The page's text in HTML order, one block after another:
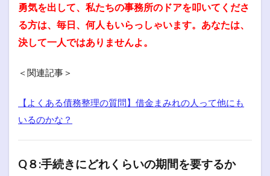
勇気を出して、私たちの事務所のドアを叩いてくださ
る方は、毎日、何人もいらっしゃいます。あなたは、
決して一人ではありませんよ。
＜関連記事＞
【よくある債務整理の質問】借金まみれの人って他にも
いるのかな？
Q８:手続きにどれくらいの期間を要するか